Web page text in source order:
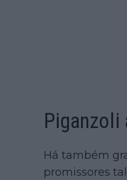
Piganzoli
Há também
promissores